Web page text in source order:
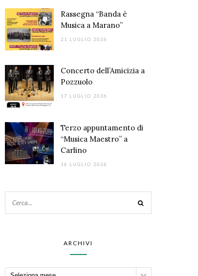
Rassegna “Banda è
Musica a Marano”
21 LUGLIO 2026
Concerto dell’Amicizia a
Pozzuolo
17 LUGLIO 2026
Terzo appuntamento di
“Musica Maestro” a
Carlino
16 LUGLIO 2026
ARCHIVI